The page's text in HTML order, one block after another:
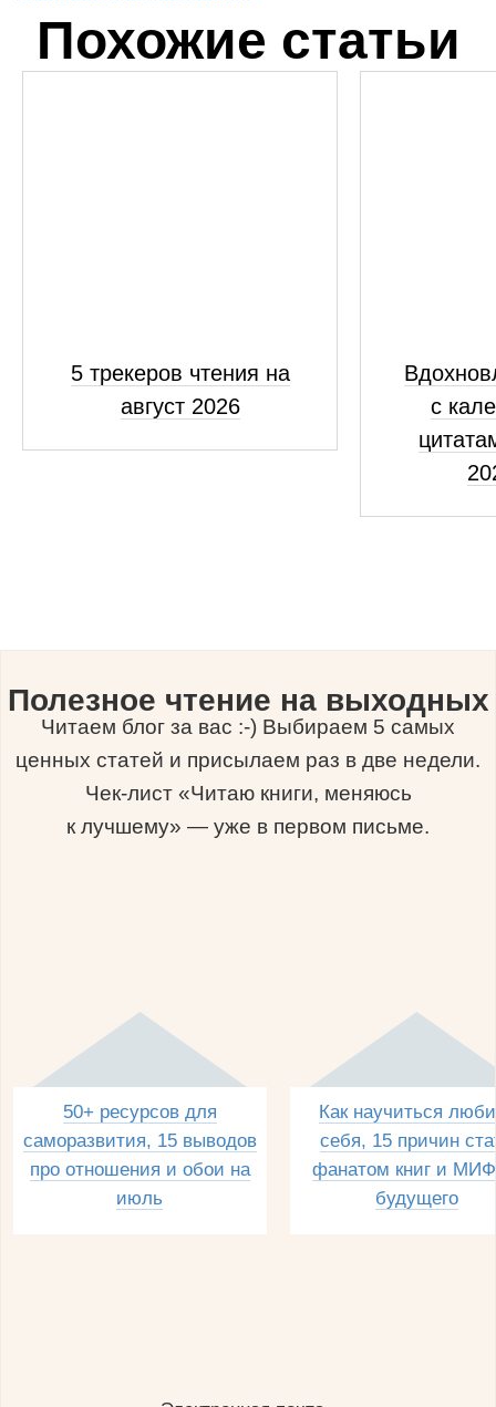
Похожие статьи
5 трекеров чтения на
август 2026
с
Полезное чтение на выходных
Читаем блог за вас :-) Выбираем 5 самых
ценных статей и присылаем раз в две недели.
Чек-лист «Читаю книги, меняюсь
к лучшему» — уже в первом письме.
50+ ресурсов для
саморазвития, 15 выводов
про отношения и обои на
июль
Как научиться
себя, 15 причин
фанатом книг и
будущего